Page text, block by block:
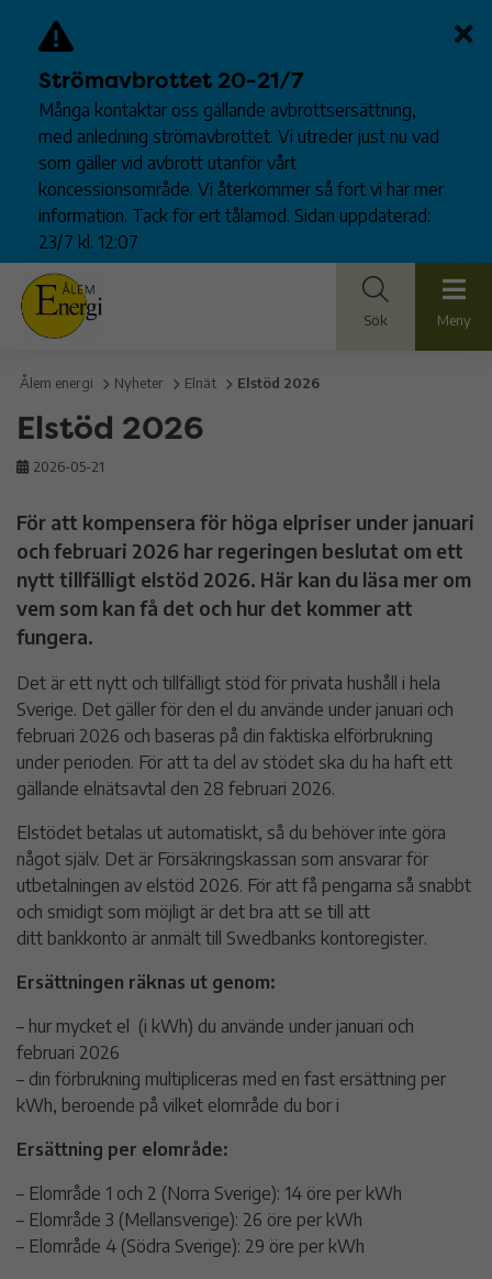
Strömavbrottet 20-21/7
Många kontaktar oss gällande avbrottsersättning,
med anledning strömavbrottet. Vi utreder just nu vad
som gäller vid avbrott utanför vårt
koncessionsområde. Vi återkommer så fort vi har mer
information. Tack för ert tålamod. Sidan uppdaterad:
23/7 kl. 12:07
Sök Meny
Ålem energi Nyheter Elnät Elstöd 2026
Elstöd 2026
2026-05-21
För att kompensera för höga elpriser under januari
och februari 2026 har regeringen beslutat om ett
nytt tillfälligt elstöd 2026. Här kan du läsa mer om
vem som kan få det och hur det kommer att
fungera.
Det är ett nytt och tillfälligt stöd för privata hushåll i hela
Sverige. Det gäller för den el du använde under januari och
februari 2026 och baseras på din faktiska elförbrukning
under perioden. För att ta del av stödet ska du ha haft ett
gällande elnätsavtal den 28 februari 2026.
Elstödet betalas ut automatiskt, så du behöver inte göra
något själv. Det är Försäkringskassan som ansvarar för
utbetalningen av elstöd 2026. För att få pengarna så snabbt
och smidigt som möjligt är det bra att se till att
ditt bankkonto är anmält till Swedbanks kontoregister.
Ersättningen räknas ut genom:
– hur mycket el (i kWh) du använde under januari och
februari 2026
– din förbrukning multipliceras med en fast ersättning per
kWh, beroende på vilket elområde du bor i
Ersättning per elområde:
– Elområde 1 och 2 (Norra Sverige): 14 öre per kWh
– Elområde 3 (Mellansverige): 26 öre per kWh
– Elområde 4 (Södra Sverige): 29 öre per kWh